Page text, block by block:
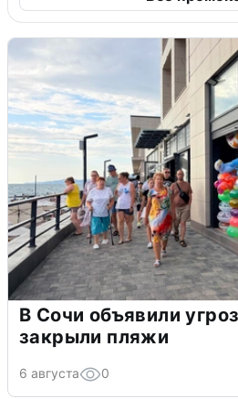
В Сочи объявили
закрыли пляжи
6 августа 0